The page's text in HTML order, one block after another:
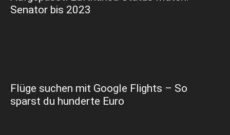
Senator bis 2023
Flüge suchen mit Google Flights – So
sparst du hunderte Euro